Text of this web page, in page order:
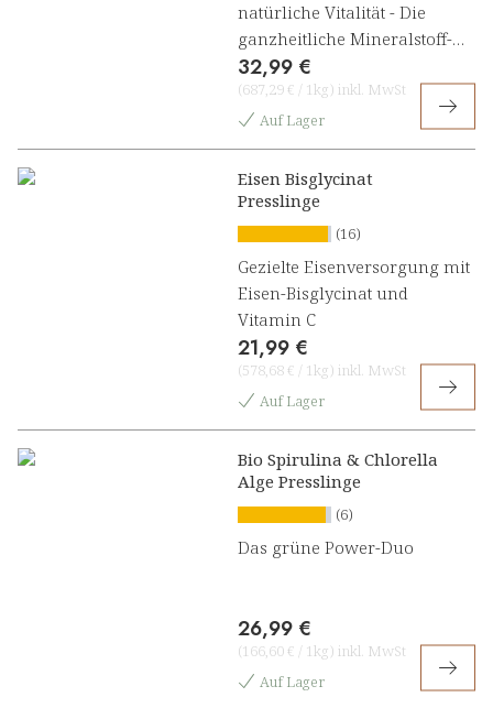
natürliche Vitalität - Die
ganzheitliche Mineralstoff-
Formel für Energie,
Immunsystem & Zellschutz
32,99 €
(687,29 € / 1kg) inkl. MwSt
Auf Lager
Eisen Bisglycinat
Presslinge
(16)
Gezielte Eisenversorgung mit
Eisen-Bisglycinat und
Vitamin C
21,99 €
(578,68 € / 1kg) inkl. MwSt
Auf Lager
Bio Spirulina & Chlorella
Alge Presslinge
(6)
Das grüne Power-Duo
26,99 €
(166,60 € / 1kg) inkl. MwSt
Auf Lager